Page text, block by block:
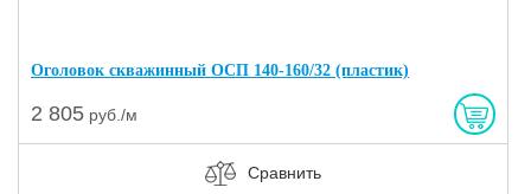
Оголовок скважинный ОСП 140-160/32 (пластик)
2 805 руб./м
Сравнить